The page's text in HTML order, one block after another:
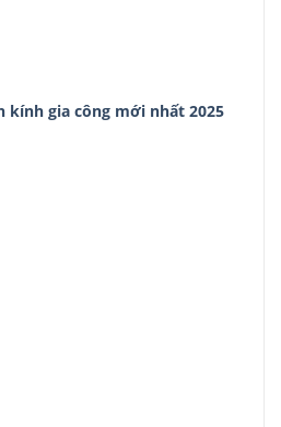
kính gia công mới nhất 2025